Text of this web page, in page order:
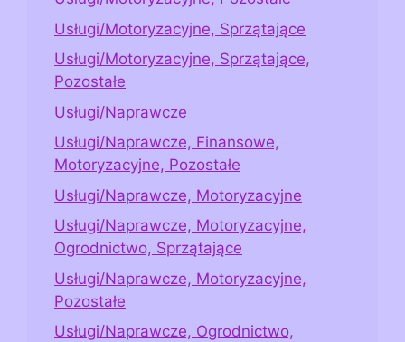
Usługi/Motoryzacyjne, Sprzątające
Usługi/Motoryzacyjne, Sprzątające,
Pozostałe
Usługi/Naprawcze
Usługi/Naprawcze, Finansowe,
Motoryzacyjne, Pozostałe
Usługi/Naprawcze, Motoryzacyjne
Usługi/Naprawcze, Motoryzacyjne,
Ogrodnictwo, Sprzątające
Usługi/Naprawcze, Motoryzacyjne,
Pozostałe
Usługi/Naprawcze, Ogrodnictwo,